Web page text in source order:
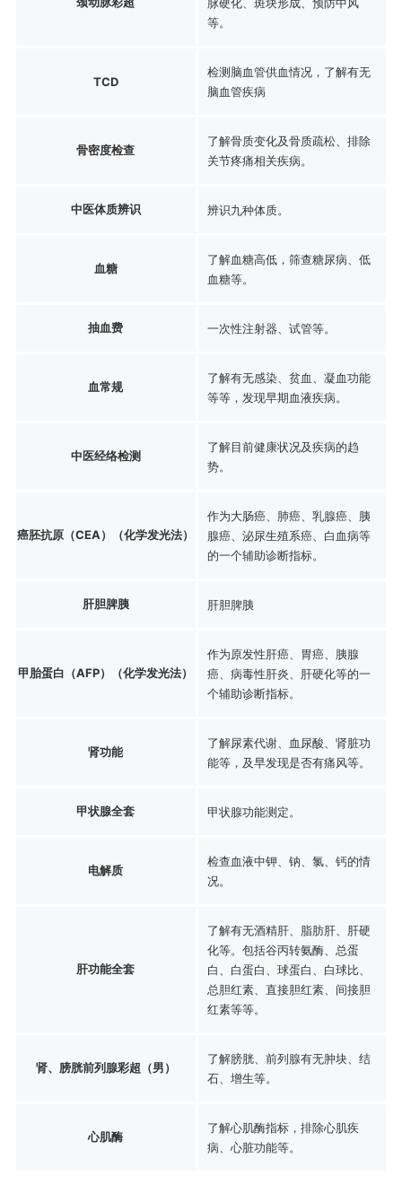
等。
TCD
检测脑血管供血情况，了解有无
脑血管疾病
骨密度检查
了解骨质变化及骨质疏松、排除
关节疼痛相关疾病。
中医体质辨识 辨识九种体质。
血糖
了解血糖高低，筛查糖尿病、低
血糖等。
抽血费 一次性注射器、试管等。
血常规
了解有无感染、贫血、凝血功能
等等，发现早期血液疾病。
中医经络检测
了解目前健康状况及疾病的趋
势。
癌胚抗原（CEA）（化学发光法）
作为大肠癌、肺癌、乳腺癌、胰
腺癌、泌尿生殖系癌、白血病等
的一个辅助诊断指标。
肝胆脾胰 肝胆脾胰
甲胎蛋白（AFP）（化学发光法）
作为原发性肝癌、胃癌、胰腺
癌、病毒性肝炎、肝硬化等的一
个辅助诊断指标。
肾功能
了解尿素代谢、血尿酸、肾脏功
能等，及早发现是否有痛风等。
甲状腺全套 甲状腺功能测定。
电解质
检查血液中钾、钠、氯、钙的情
况。
肝功能全套
了解有无酒精肝、脂肪肝、肝硬
化等。包括谷丙转氨酶、总蛋
白、白蛋白、球蛋白、白球比、
总胆红素、直接胆红素、间接胆
红素等等。
肾、膀胱前列腺彩超（男）
了解膀胱、前列腺有无肿块、结
石、增生等。
心肌酶
了解心肌酶指标，排除心肌疾
病、心脏功能等。